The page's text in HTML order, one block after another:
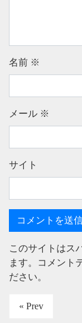
名前 ※
メール ※
サイト
このサイトはス
ます。
コメント
ださい。
« Prev